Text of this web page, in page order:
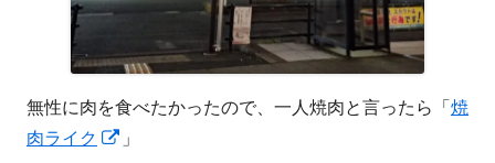
無性に肉を食べたかったので、一人焼肉と言ったら「焼
肉ライク
新」